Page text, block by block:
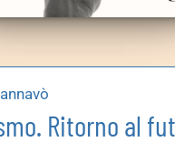
Ritorno al